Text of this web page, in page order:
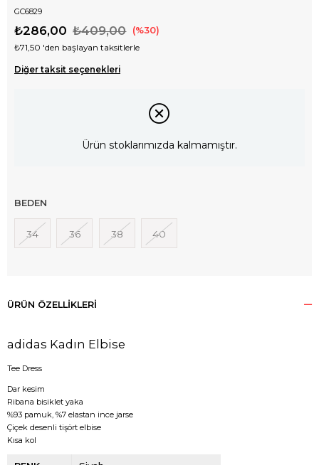
GC6829
₺409,00
₺286,00 30
₺71,50 'den başlayan taksitlerle
Diğer taksit seçenekleri
Ürün stoklarımızda kalmamıştır.
BEDEN
34 36 38 40
ÜRÜN ÖZELLIKLERI
adidas Kadın Elbise
Tee Dress
Dar kesim
Ribana bisiklet yaka
%93 pamuk, %7 elastan ince jarse
Çiçek desenli tişört elbise
Kısa kol